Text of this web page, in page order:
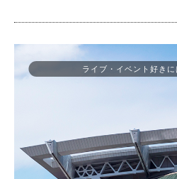
ライブ・イベント好きに